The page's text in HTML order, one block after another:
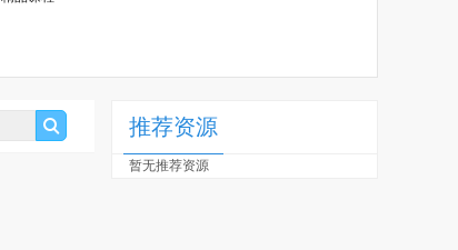
推荐资源
暂无推荐资源